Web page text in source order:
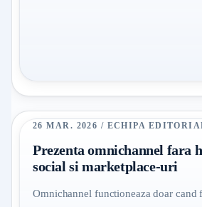
26 MAR. 2026 / ECHIPA
Prezenta omnichannel fara
social si marketplace-uri
Omnichannel functioneaza doar cand